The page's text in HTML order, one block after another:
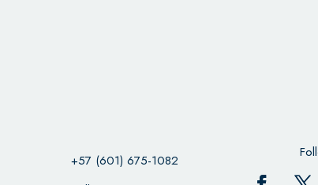
+57 (601) 675-1082